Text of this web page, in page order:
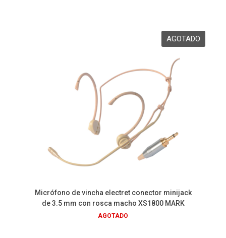
Micrófono de vincha electret conector minijack
de 3.5 mm con rosca macho XS1800 MARK
AGOTADO